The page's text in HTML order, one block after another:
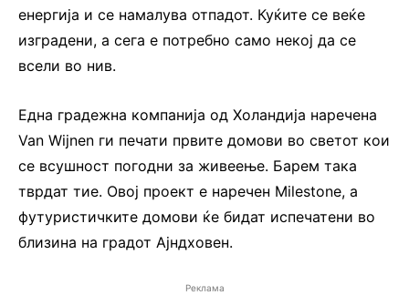
енергија и се намалува отпадот. Куќите се веќе
изградени, а сега е потребно само некој да се
всели во нив.
Една градежна компанија од Холандија наречена
Van Wijnen ги печати првите домови во светот кои
се всушност погодни за живеење. Барем така
тврдат тие. Овој проект е наречен Milestone, а
футуристичките домови ќе бидат испечатени во
близина на градот Ајндховен.
Реклама